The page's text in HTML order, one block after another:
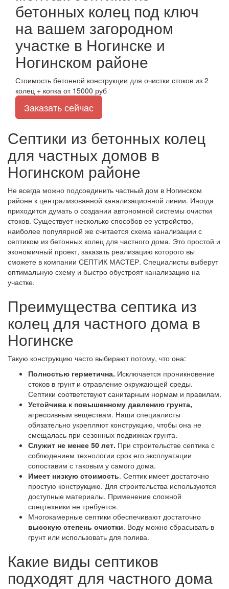
бетонных колец под ключ
на вашем загородном
участке в Ногинске и
Ногинском районе
Стоимость бетонной конструкции для очистки стоков из 2
колец + копка от 15000 руб
Заказать сейчас
Септики из бетонных колец
для частных домов в
Ногинском районе
Не всегда можно подсоединить частный дом в Ногинском
районе к централизованной канализационной линии. Иногда
приходится думать о создании автономной системы очистки
стоков. Существует несколько способов ее устройство,
наиболее популярной же считается схема канализации с
септиком из бетонных колец для частного дома. Это простой и
экономичный проект, заказать реализацию которого вы
сможете в компании СЕПТИК МАСТЕР. Специалисты выберут
оптимальную схему и быстро обустроят канализацию на
участке.
Преимущества септика из
колец для частного дома в
Ногинске
Такую конструкцию часто выбирают потому, что она:
Полностью герметична. Исключается проникновение
стоков в грунт и отравление окружающей среды.
Септики соответствуют санитарным нормам и правилам.
Устойчива к повышенному давлению грунта,
агрессивным веществам. Наши специалисты
обязательно укрепляют конструкцию, чтобы она не
смещалась при сезонных подвижках грунта.
Служит не менее 50 лет. При строительстве септика с
соблюдением технологии срок его эксплуатации
сопоставим с таковым у самого дома.
Имеет низкую стоимость. Септик имеет достаточно
простую конструкцию. Для строительства используются
доступные материалы. Применение сложной
спецтехники не требуется.
Многокамерные септики обеспечивают достаточно
высокую степень очистки. Воду можно сбрасывать в
грунт или использовать для полива.
Какие виды септиков
подходят для частного дома